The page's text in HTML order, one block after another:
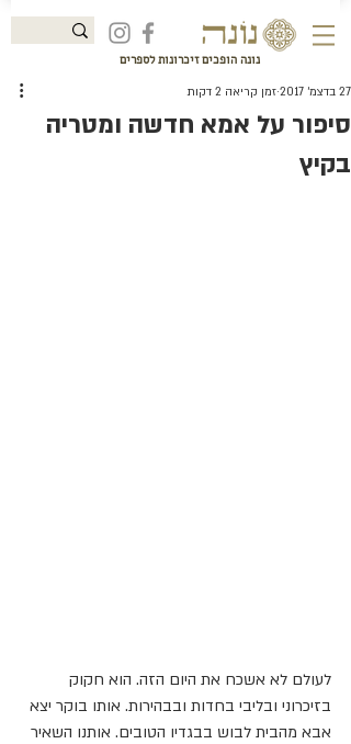
נונה הופכים זיכרונות לספרים
סיפור על אמא חדשה ומטריה
בקיץ
27 בדצמ׳ 2017 זמן קריאה 2 דקות
לעולם לא אשכח את היום הזה. הוא חקוק
בזיכרוני ובליבי בחדות ובבהירות. אותו בוקר יצא
אבא מהבית לבוש בבגדיו הטובים. אותנו השאיר